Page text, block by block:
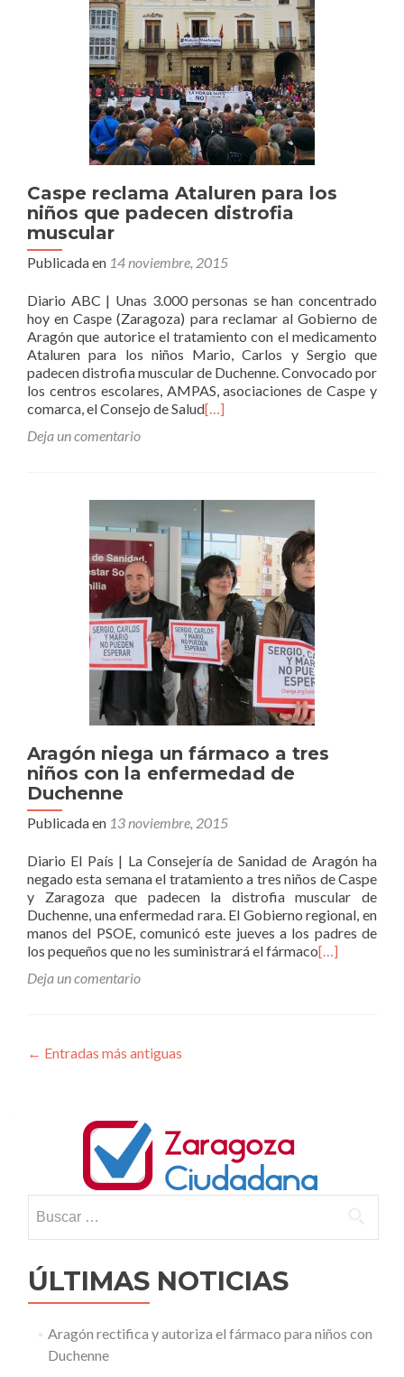
Caspe reclama Ataluren para los
niños que padecen distrofia
muscular
Publicada en 14 noviembre, 2015
Diario ABC | Unas 3.000 personas se han concentrado
hoy en Caspe (Zaragoza) para reclamar al Gobierno de
Aragón que autorice el tratamiento con el medicamento
Ataluren para los niños Mario, Carlos y Sergio que
padecen distrofia muscular de Duchenne. Convocado por
los centros escolares, AMPAS, asociaciones de Caspe y
comarca, el Consejo de Salud[…]
Deja un comentario
Aragón niega un fármaco a tres
niños con la enfermedad de
Duchenne
Publicada en 13 noviembre, 2015
Diario El País | La Consejería de Sanidad de Aragón ha
negado esta semana el tratamiento a tres niños de Caspe
y Zaragoza que padecen la distrofia muscular de
Duchenne, una enfermedad rara. El Gobierno regional, en
manos del PSOE, comunicó este jueves a los padres de
los pequeños que no les suministrará el fármaco[…]
Deja un comentario
Ir a las entradas
← Entradas más antiguas
ÚLTIMAS NOTICIAS
Aragón rectifica y autoriza el fármaco para niños con
Duchenne